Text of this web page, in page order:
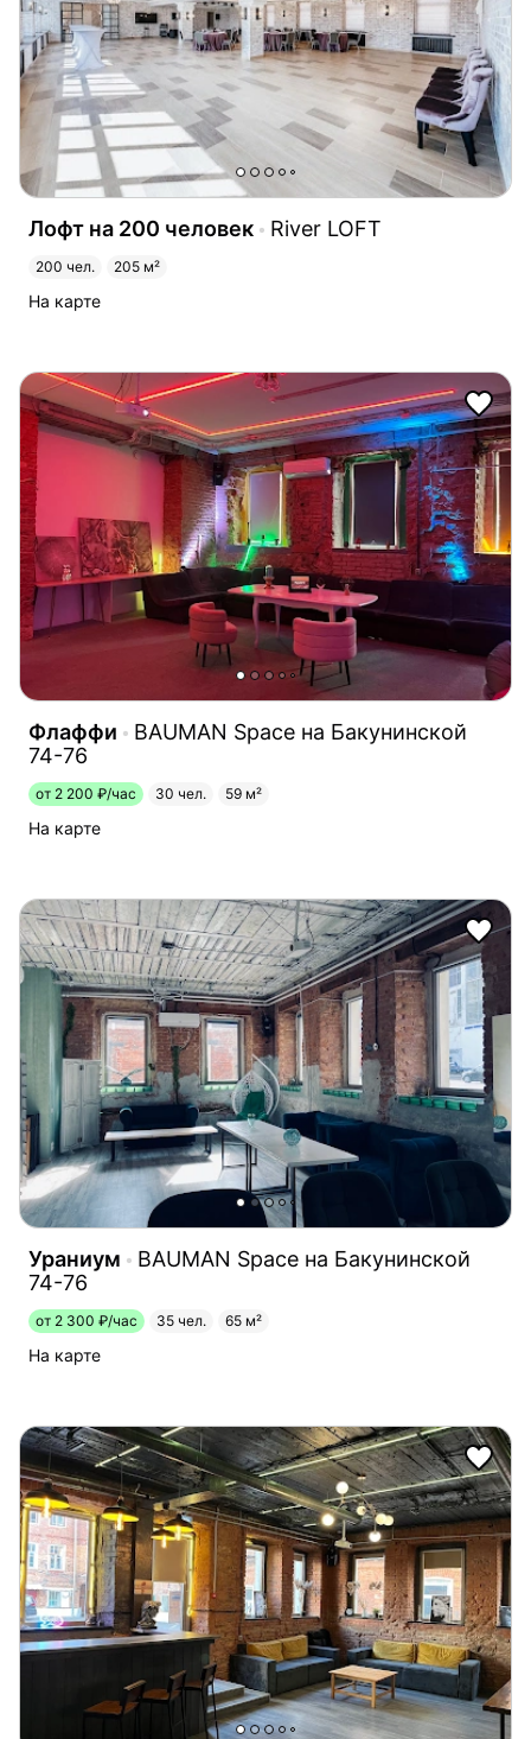
Лофт на 200 человек River LOFT
200 чел. 205 м²
На карте
Флаффи
BAUMAN Space на Бакунинской
74-76
от 2 200 ₽/час 30 чел. 59 м²
На карте
Ураниум
BAUMAN Space на Бакунинской
74-76
от 2 300 ₽/час 35 чел. 65 м²
На карте